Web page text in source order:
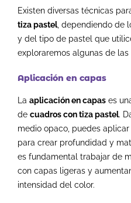
Existen diversas técnicas
tiza pastel, dependiendo de
y del tipo de pastel que
exploraremos algunas de
Aplicación en capas
La aplicación en capas es
de cuadros con tiza pastel.
medio opaco, puedes
para crear profundidad y
es fundamental trabajar de
con capas ligeras y
intensidad del color.